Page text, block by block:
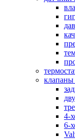
клапаны
4-
6-